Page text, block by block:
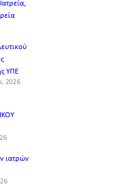
ΥΠΕ
2026
ιατρών